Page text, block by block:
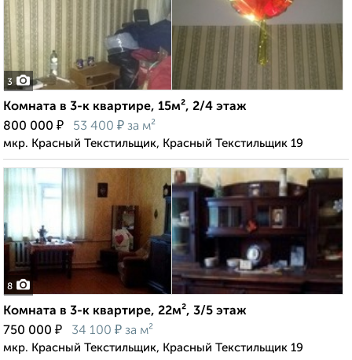
3
Комната в 3-к квартире, 15м², 2/4 этаж
800 000 ₽ 53 400 ₽ за м²
мкр. Красный Текстильщик, Красный Текстильщик 19
8
Комната в 3-к квартире, 22м², 3/5 этаж
750 000 ₽ 34 100 ₽ за м²
мкр. Красный Текстильщик, Красный Текстильщик 19